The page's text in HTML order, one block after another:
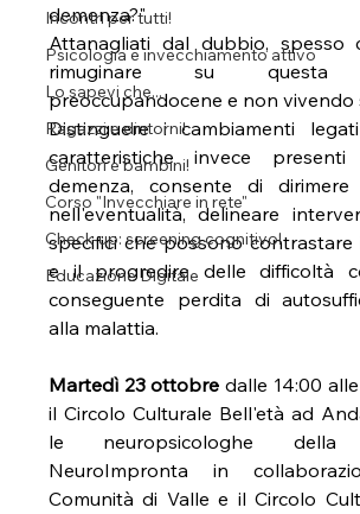
Incontri per tutti!
Psicologia e invecchiamento attivo
Lo sapevi che...
Ragazzi e dintorni!
Genitori e bambini!
Corso "Invecchiare in rete"
Check-up: screening cognitivo!
Educazione Digitale
demenza?"
Attanagliati dal dubbio, spesso
rimuginare su questa
Distinguere i cambiamenti
caratteristiche invece
demenza, consente di
nell'eventualità, delineare
specifici che possono contrastare
e il progredire delle difficoltà
conseguente perdita di
alla malattia.
Martedì 23 ottobre dalle 14:00
il Circolo Culturale Bell'età ad
le neuropsicologhe della
NeuroImpronta in
Comunità di Valle e il Circolo